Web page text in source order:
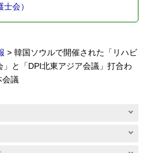
会）
> 韓国ソウルで開催された「リハビ
」と「DPI北東アジア会議」打合わ
会議